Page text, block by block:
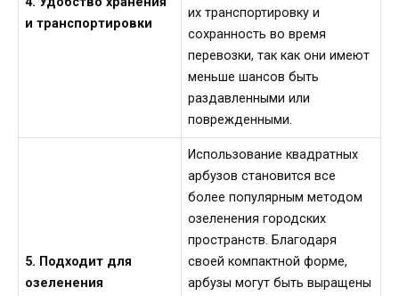
и транспортировки
их транспортировку и
сохранность во время
перевозки, так как они имеют
меньше шансов быть
раздавленными или
поврежденными.
5. Подходит для
озеленения
Использование квадратных
арбузов становится все
более популярным методом
озеленения городских
пространств. Благодаря
своей компактной форме,
арбузы могут быть выращены